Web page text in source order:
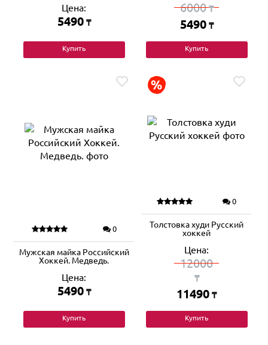
Цена:
5490 ₸
Купить
6000₸
5490 ₸
Купить
0
Мужская майка Российский
Хоккей. Медведь.
Цена:
5490 ₸
Купить
0
Толстовка худи Русский
хоккей
Цена:
12000
₸
11490 ₸
Купить